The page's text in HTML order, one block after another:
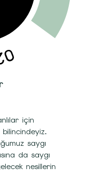
için
saygı
da saygı
nesillerin